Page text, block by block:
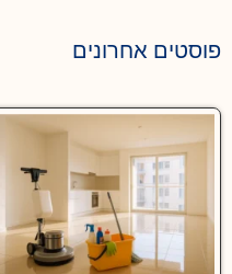
פוסטים אחרונים